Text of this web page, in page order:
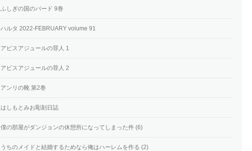
ふしぎの国のバード 9巻
ハルタ 2022-FEBRUARY volume 91
アビスアジュールの罪人 1
アビスアジュールの罪人 2
アンリの靴 第2巻
はしもとみお彫刻日誌
僕の部屋がダンジョンの休憩所になってしまった件 (6)
うちのメイドと結婚するためなら俺はハーレムを作る (2)